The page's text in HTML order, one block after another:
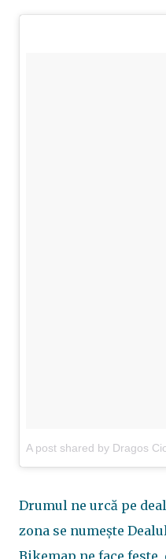
A post shared by Dragos
Drumul ne urcă pe
zona se numește